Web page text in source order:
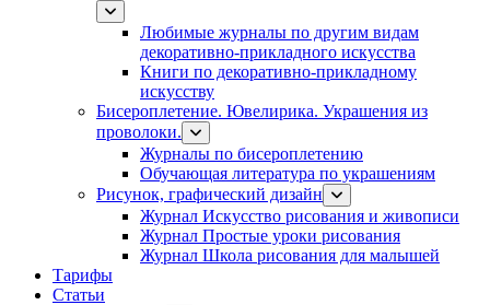
Любимые журналы по другим видам
декоративно-прикладного искусства
Книги по декоративно-прикладному
искусству
Бисероплетение. Ювелирика. Украшения из
проволоки.
Журналы по бисероплетению
Обучающая литература по украшениям
Рисунок, графический дизайн
Журнал Искусство рисования и живописи
Журнал Простые уроки рисования
Журнал Школа рисования для малышей
Тарифы
Статьи